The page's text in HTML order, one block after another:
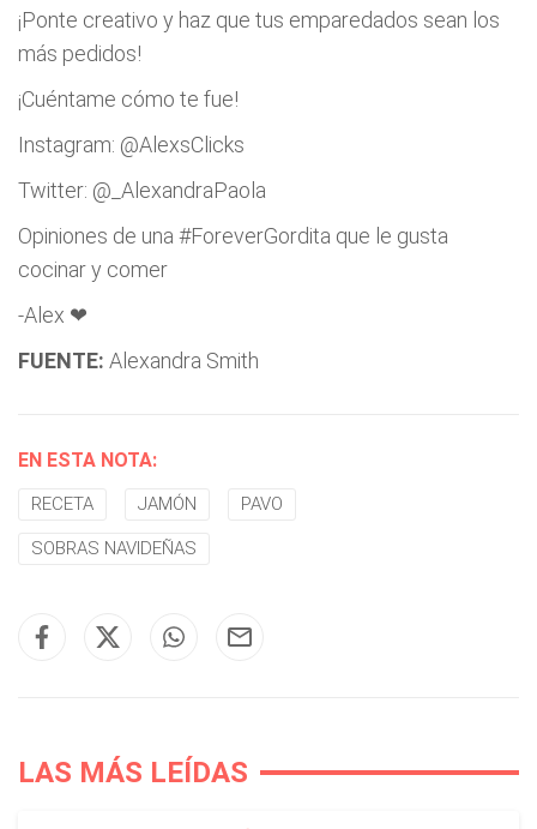
¡Ponte creativo y haz que tus emparedados sean los
más pedidos!
¡Cuéntame cómo te fue!
Instagram: @AlexsClicks
Twitter: @_AlexandraPaola
Opiniones de una #ForeverGordita que le gusta
cocinar y comer
-Alex ❤
FUENTE: Alexandra Smith
EN ESTA NOTA:
RECETA JAMÓN PAVO
SOBRAS NAVIDEÑAS
LAS MÁS LEÍDAS